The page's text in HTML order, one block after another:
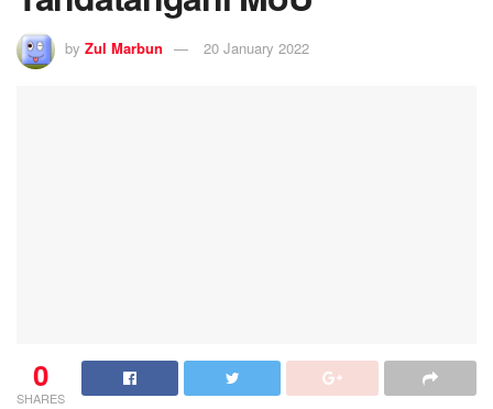
by Zul Marbun 20 January 2022
0
SHARES